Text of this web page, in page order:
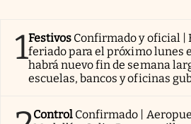
1Festivos Confirmado y oficial |
feriado para el próximo lunes
habrá nuevo fin de semana
escuelas, bancos y oficinas
Control Confirmado |